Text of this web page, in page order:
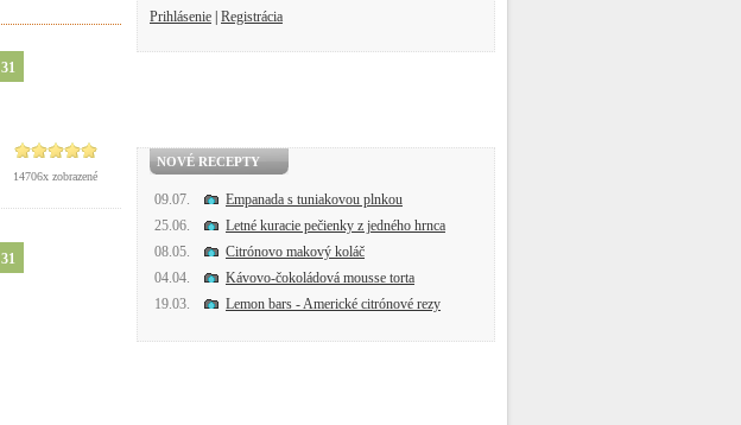
31
14706x zobrazené
31
Prihlásenie Registrácia
NOVÉ RECEPTY
09.07.
Empanada s tuniakovou plnkou
25.06.
Letné kuracie pečienky z jedného hrnca
08.05.
Citrónovo makový koláč
04.04.
Kávovo-čokoládová mousse torta
19.03.
Lemon bars - Americké citrónové rezy